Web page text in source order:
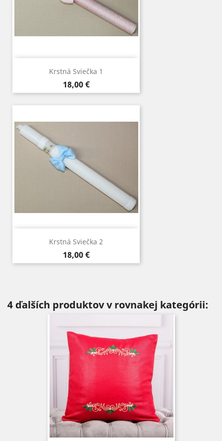
Krstná Sviečka 1
Cena
18,00 €
Krstná Sviečka 2
Cena
18,00 €
4 ďalších produktov v rovnakej kategórii: